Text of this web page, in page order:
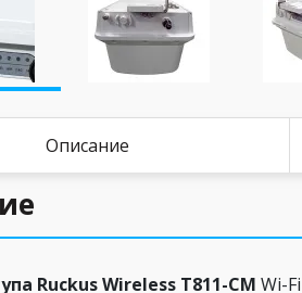
Описание
Ruckus Wireless T811-CM Wi-